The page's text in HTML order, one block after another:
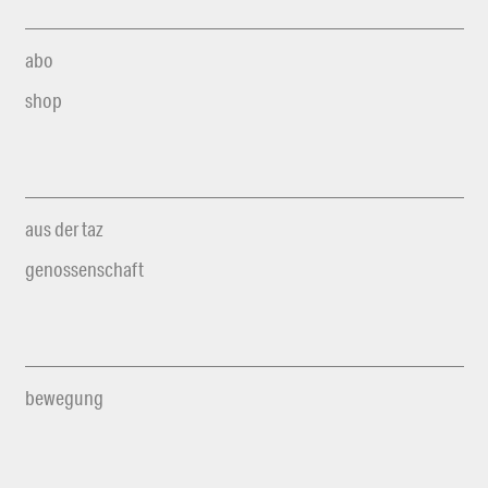
abo
shop
aus der taz
genossenschaft
bewegung